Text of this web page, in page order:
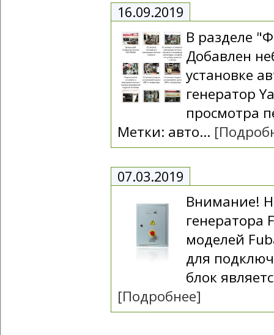
16.09.2019
В разделе
Добавлен
установке
генератор
просмотра
Метки: авто...
07.03.2019
Внимание!
генератора
моделей
для
блок
[Подробнее]